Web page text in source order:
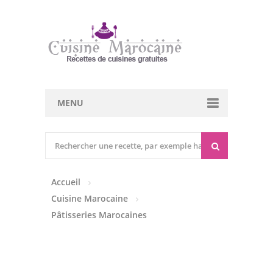
MENU
Entrées Froides
Tajines
Accueil
Cuisine Marocaine
Pâtisseries Marocaines